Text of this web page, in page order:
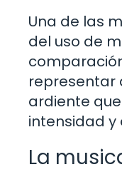
Una de las
del uso de
representar
ardiente
intensidad y
La